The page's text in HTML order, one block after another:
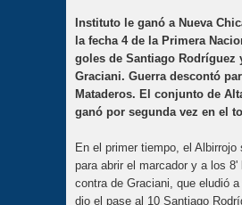
Instituto le ganó a Nueva
la fecha 4 de la Primera
goles de Santiago Rodríguez
Graciani. Guerra descontó
Mataderos. El conjunto de
ganó por segunda vez en el
En el primer tiempo, el Albirrojo
para abrir el marcador y a los 8'
contra de Graciani, que eludió
dio el pase al 10 Santiago